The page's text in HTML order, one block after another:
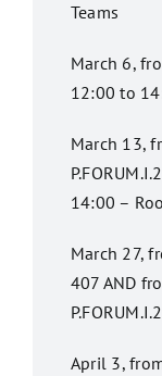
Teams
March 6,
12:00 to
March 13,
14:00 –
March 27,
407 AND
April 3,